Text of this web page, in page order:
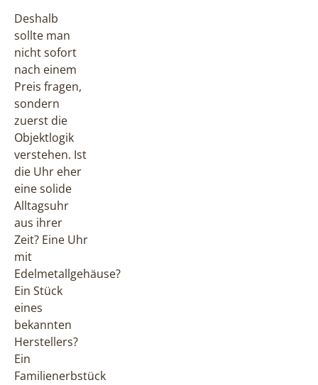
Deshalb
sollte man
nicht sofort
nach einem
Preis fragen,
sondern
zuerst die
Objektlogik
verstehen. Ist
die Uhr eher
eine solide
Alltagsuhr
aus ihrer
Zeit? Eine Uhr
mit
Edelmetallgehäuse?
Ein Stück
eines
bekannten
Herstellers?
Ein
Familienerbstück